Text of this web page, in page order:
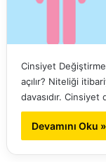
Cinsiyet Değiştirme
açılır? Niteliği
davasıdır.
Devamını Oku »